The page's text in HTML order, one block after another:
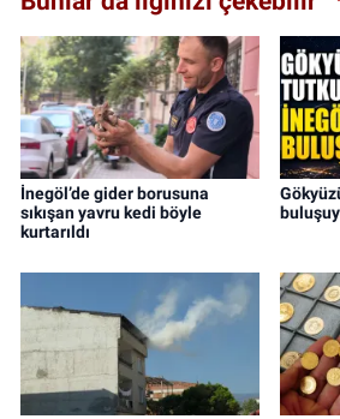
İnegöl’de gider borusuna
sıkışan yavru kedi böyle
kurtarıldı